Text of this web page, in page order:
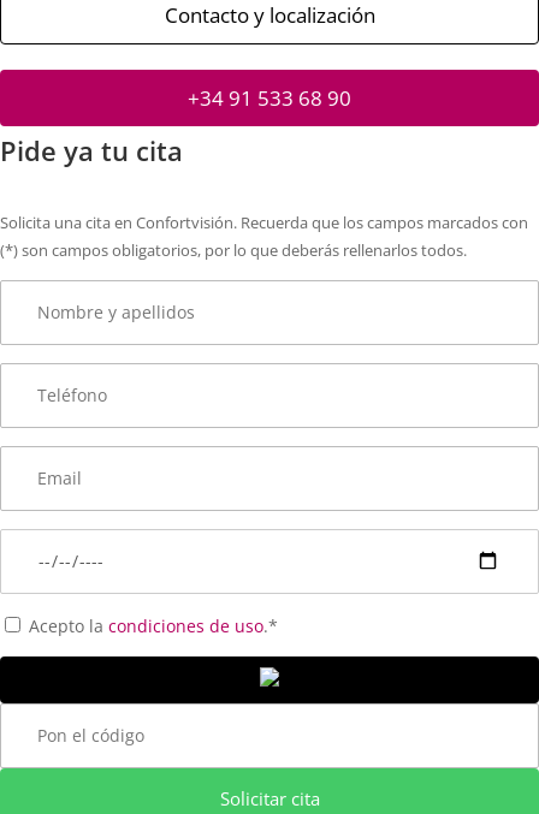
Contacto y localización
+34 91 533 68 90
Pide ya tu cita
Solicita una cita en Confortvisión. Recuerda que los campos marcados con
(*) son campos obligatorios, por lo que deberás rellenarlos todos.
Acepto la condiciones de uso.*
Solicitar cita